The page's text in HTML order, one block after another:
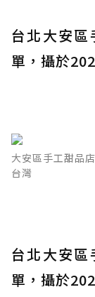
台北大安
單，攝於
大安區手工甜品
台灣
台北大安
單，攝於